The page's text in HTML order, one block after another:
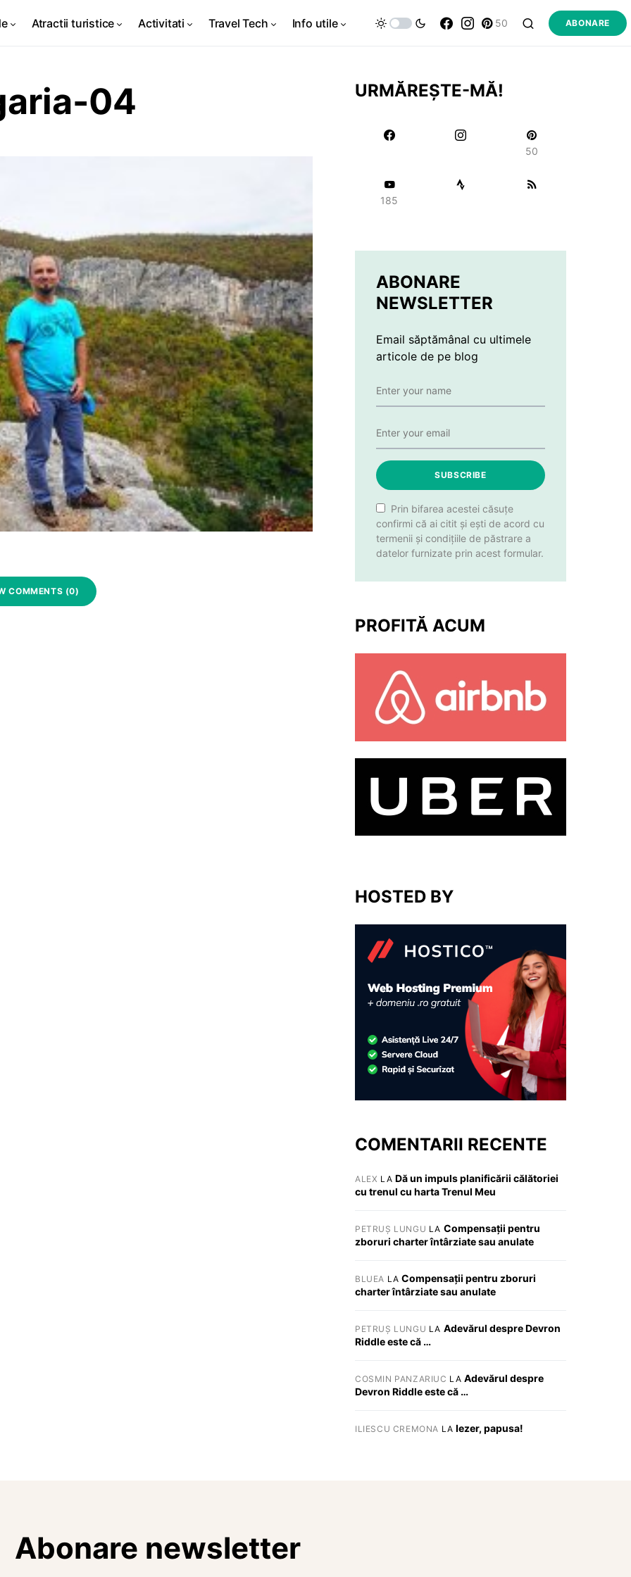
Atractii turistice Activitati Travel Tech Info utile 50 ABONARE
04
COMMENTS (0)
URMĂREȘTE-MĂ!
50
185
ABONARE
NEWSLETTER
Email săptămânal cu ultimele
articole de pe blog
SUBSCRIBE
Prin bifarea acestei căsuțe
confirmi că ai citit și ești de acord cu
termenii și condițiile de păstrare a
datelor furnizate prin acest formular.
PROFITĂ ACUM
HOSTED BY
COMENTARII RECENTE
ALEX LA Dă un impuls planificării călătoriei
cu trenul cu harta Trenul Meu
PETRUȘ LUNGU LA Compensații pentru
zboruri charter întârziate sau anulate
BLUEA LACompensații pentru zboruri
charter întârziate sau anulate
PETRUȘ LUNGU LA Adevărul despre Devron
Riddle este că …
COSMIN PANZARIUC LA Adevărul despre
Devron Riddle este că …
ILIESCU CREMONA LA Iezer, papusa!
Abonare newsletter